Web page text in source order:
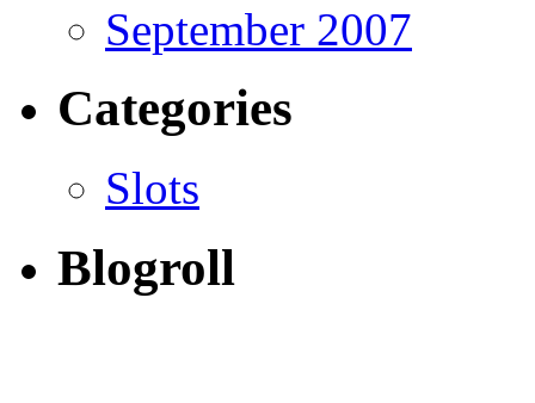
September 2007
Categories
Slots
Blogroll